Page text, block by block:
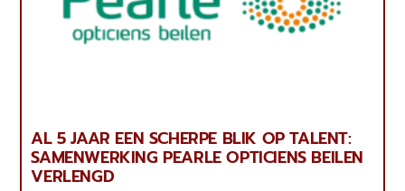
AL 5 JAAR EEN SCHERPE BLIK OP TALENT:
SAMENWERKING PEARLE OPTICIENS BEILEN
VERLENGD